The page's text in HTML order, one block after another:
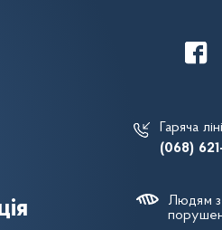
Гаряча
(068)
Людям з